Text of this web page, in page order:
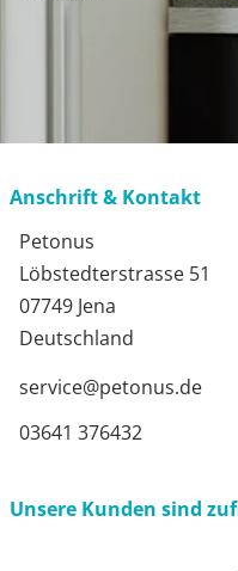
Anschrift & Kontakt
Petonus
Löbstedterstrasse 51
07749 Jena
Deutschland
service@petonus.de
03641 376432
Unsere Kunden sind